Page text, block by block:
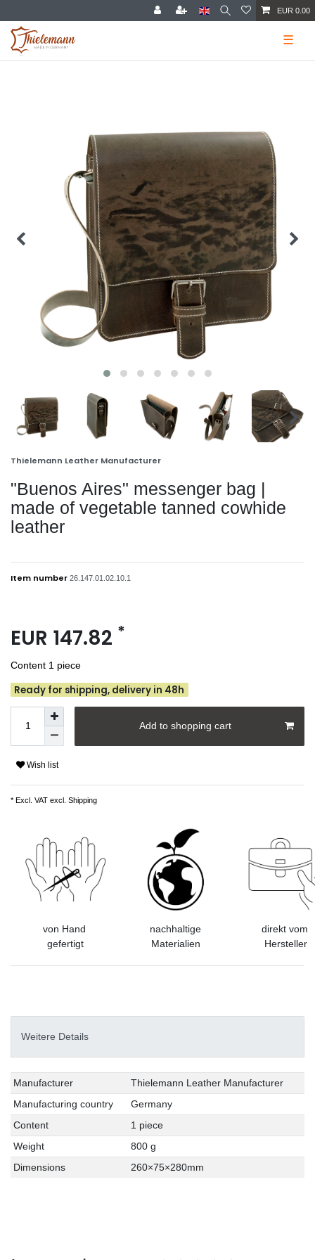
EUR 0.00
☰
Thielemann Leather Manufacturer
"Buenos Aires" messenger bag |
made of vegetable tanned cowhide
leather
Item number 26.147.01.02.10.1
EUR 147.82 *
Content 1 piece
Ready for shipping, delivery in 48h
Add to shopping cart
Wish list
* Excl. VAT excl. Shipping
von Hand
gefertigt
nachhaltige
Materialien
direkt vom
Hersteller
Weitere Details
Technical
characteristic
Value
Manufacturer
Thielemann Leather Manufacturer
Manufacturing country
Germany
Content
1 piece
Weight
800 g
Dimensions
260×75×280mm